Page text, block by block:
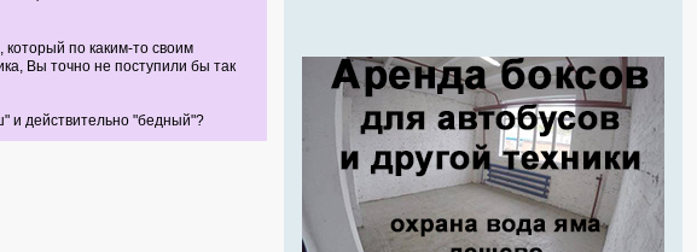
по каким-то своим
Вы точно не поступили бы так
и действительно "бедный"?